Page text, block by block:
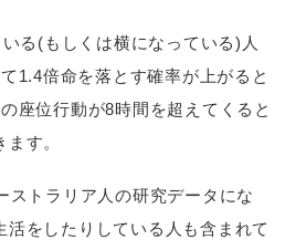
る(もしくは横になっている)人
1.4倍命を落とす確率が上がると
座位行動が8時間を超えてくると
す。
ストラリア人の研究データにな
活をしたりしている人も含まれて